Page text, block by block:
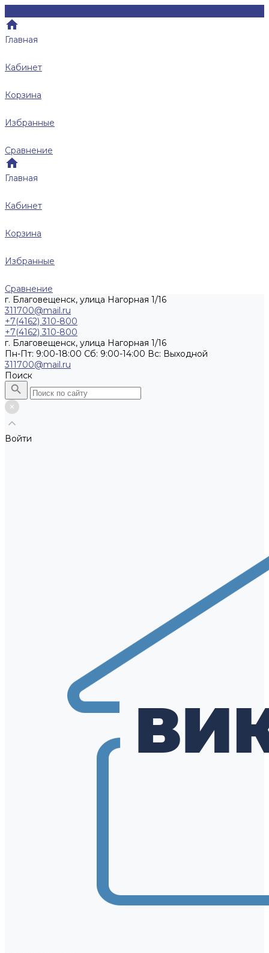
Главная
Кабинет
Корзина
Избранные
Сравнение
Главная
Кабинет
Корзина
Избранные
Сравнение
г. Благовещенск, улица Нагорная 1/16
311700@mail.ru
+7(4162) 310-800
+7(4162) 310-800
г. Благовещенск, улица Нагорная 1/16
Пн-Пт: 9:00-18:00 Cб: 9:00-14:00 Вс: Выходной
311700@mail.ru
Поиск
Войти